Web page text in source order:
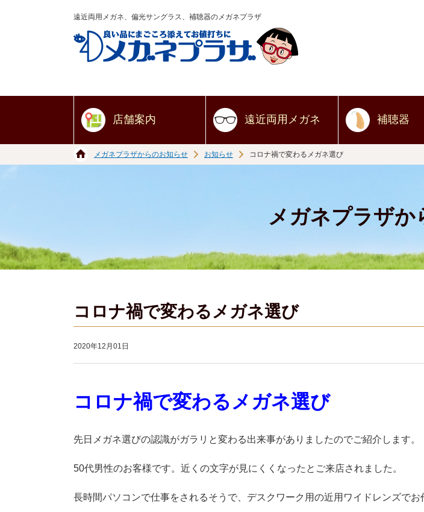
遠近両用メガネ、偏光サングラス、補聴器のメガネプラザ
店舗案内 遠近両用 メガネ 補聴器
メガネプラザからのお知らせ お知らせ コロナ禍で変わるメガネ選び
メガネプラザか
コロナ禍で変わるメガネ選び
2020年12月01日
コロナ禍で変わるメガネ選び
先日メガネ選びの認識がガラリと変わる出来事がありましたのでご紹介します。
50代男性のお客様です。近くの文字が見にくくなったとご来店されました。
長時間パソコンで仕事をされるそうで、デスクワーク用の近用ワイドレンズでお